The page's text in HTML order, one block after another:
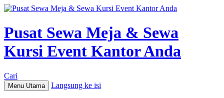
Pusat Sewa Meja & Sewa
Kursi Event Kantor Anda
Cari
Menu Utama Langsung ke isi